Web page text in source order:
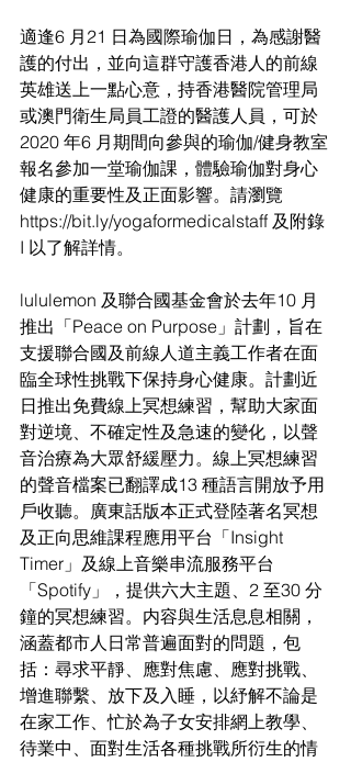
適逢6 月21 日為國際瑜伽日，為感謝醫
護的付出，並向這群守護香港人的前線
英雄送上一點心意，持香港醫院管理局
或澳門衛生局員工證的醫護人員，可於
2020 年6 月期間向參與的瑜伽/健身教室
報名參加一堂瑜伽課，體驗瑜伽對身心
健康的重要性及正面影響。請瀏覽
https://bit.ly/yogaformedicalstaff 及附錄
I 以了解詳情。
lululemon 及聯合國基金會於去年10 月
推出「Peace on Purpose」計劃，旨在
支援聯合國及前線人道主義工作者在面
臨全球性挑戰下保持身心健康。計劃近
日推出免費線上冥想練習，幫助大家面
對逆境、不確定性及急速的變化，以聲
音治療為大眾舒緩壓力。線上冥想練習
的聲音檔案已翻譯成13 種語言開放予用
戶收聽。廣東話版本正式登陸著名冥想
及正向思維課程應用平台「Insight
Timer」及線上音樂串流服務平台
「Spotify」，提供六大主題、2 至30 分
鐘的冥想練習。内容與生活息息相關，
涵蓋都市人日常普遍面對的問題，包
括：尋求平靜、應對焦慮、應對挑戰、
增進聯繫、放下及入睡，以紓解不論是
在家工作、忙於為子女安排網上教學、
待業中、面對生活各種挑戰所衍生的情